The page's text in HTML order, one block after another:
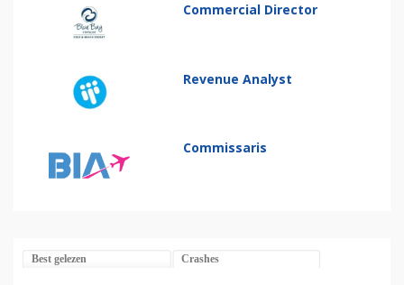
Commercial Director
Revenue Analyst
Commissaris
Best gelezen Crashes